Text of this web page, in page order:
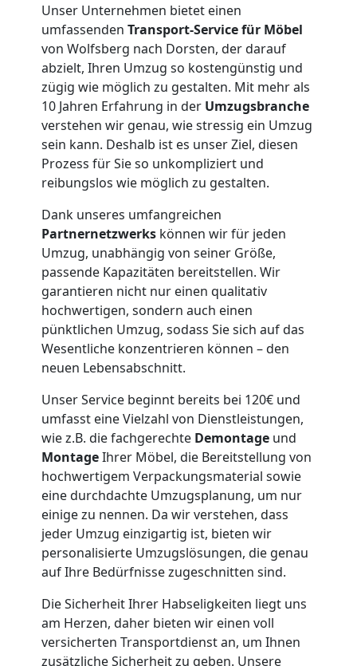
Unser Unternehmen bietet einen
umfassenden Transport-Service für Möbel
von Wolfsberg nach Dorsten, der darauf
abzielt, Ihren Umzug so kostengünstig und
zügig wie möglich zu gestalten. Mit mehr als
10 Jahren Erfahrung in der Umzugsbranche
verstehen wir genau, wie stressig ein Umzug
sein kann. Deshalb ist es unser Ziel, diesen
Prozess für Sie so unkompliziert und
reibungslos wie möglich zu gestalten.
Dank unseres umfangreichen
Partnernetzwerks können wir für jeden
Umzug, unabhängig von seiner Größe,
passende Kapazitäten bereitstellen. Wir
garantieren nicht nur einen qualitativ
hochwertigen, sondern auch einen
pünktlichen Umzug, sodass Sie sich auf das
Wesentliche konzentrieren können – den
neuen Lebensabschnitt.
Unser Service beginnt bereits bei 120€ und
umfasst eine Vielzahl von Dienstleistungen,
wie z.B. die fachgerechte Demontage und
MontageIhrer Möbel, die Bereitstellung von
hochwertigem Verpackungsmaterial sowie
eine durchdachte Umzugsplanung, um nur
einige zu nennen. Da wir verstehen, dass
jeder Umzug einzigartig ist, bieten wir
personalisierte Umzugslösungen, die genau
auf Ihre Bedürfnisse zugeschnitten sind.
Die Sicherheit Ihrer Habseligkeiten liegt uns
am Herzen, daher bieten wir einen voll
versicherten Transportdienst an, um Ihnen
zusätzliche Sicherheit zu geben. Unsere
Umzugshelfer
Wolfsberg
Möbeltaxi
Wolfsberg
Kleintransport
Wolfsberg
Möbelmontage
Wolfsberg